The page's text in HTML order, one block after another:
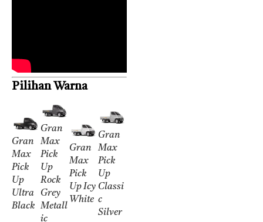
Pilihan Warna
Gran
Max
Pick
Up
Ultra
Black
Gran
Max
Pick
Up
Rock
Grey
Metall
ic
Gran
Max
Pick
Up Icy
White
Gran
Max
Pick
Up
Classi
c
Silver